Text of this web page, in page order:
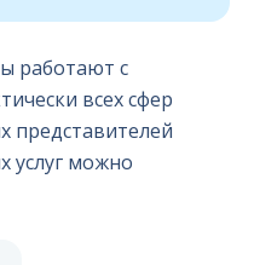
работают с
всех сфер
представителей
услуг можно